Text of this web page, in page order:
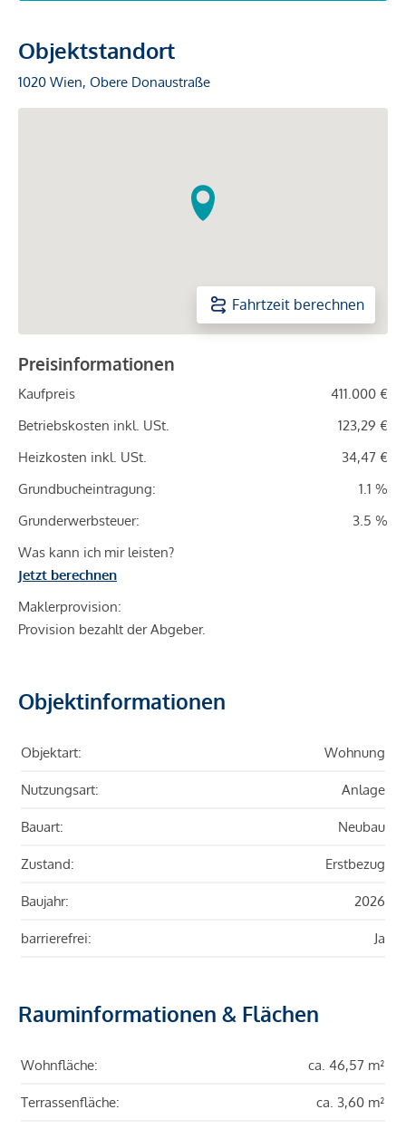
Objektstandort
1020 Wien, Obere Donaustraße
Fahrtzeit berechnen
Preisinformationen
Kaufpreis
411.000 €
Betriebskosten inkl. USt.
123,29 €
Heizkosten inkl. USt.
34,47 €
Grundbucheintragung:
1.1 %
Grunderwerbsteuer:
3.5 %
Was kann ich mir leisten?
Jetzt berechnen
Maklerprovision:
Provision bezahlt der Abgeber.
Objektinformationen
Objektart: Wohnung
Nutzungsart: Anlage
Bauart: Neubau
Zustand: Erstbezug
Baujahr: 2026
barrierefrei: Ja
Rauminformationen & Flächen
Wohnfläche: ca. 46,57 m²
Terrassenfläche: ca. 3,60 m²